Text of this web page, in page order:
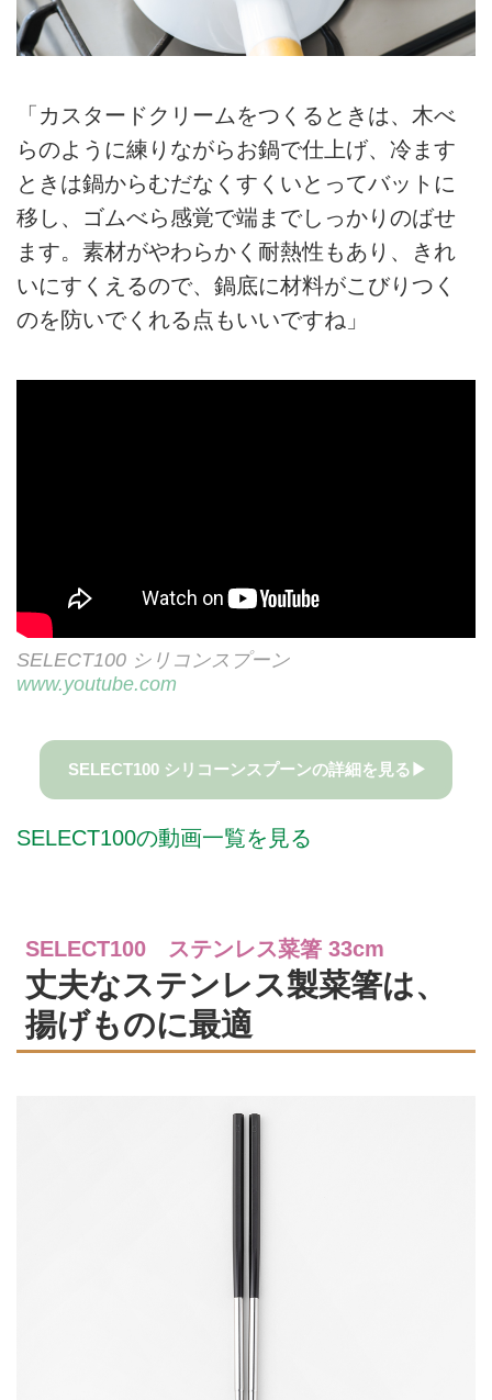
「カスタードクリームをつくるときは、木べ
らのように練りながらお鍋で仕上げ、冷ます
ときは鍋からむだなくすくいとってバットに
移し、ゴムべら感覚で端までしっかりのばせ
ます。素材がやわらかく耐熱性もあり、きれ
いにすくえるので、鍋底に材料がこびりつく
のを防いでくれる点もいいですね」
SELECT100 シリコンスプーン
www.youtube.com
SELECT100 シリコーンスプーンの詳細を見る▶
SELECT100の動画一覧を見る
SELECT100 ステンレス菜箸 33cm
丈夫なステンレス製菜箸は、
揚げものに最適